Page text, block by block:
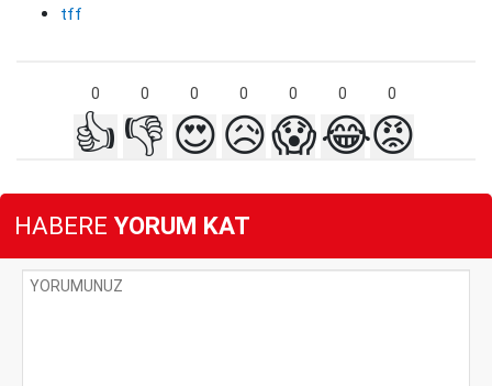
tff
0 0 0 0 0 0 0
👍 👎 😍😥😱😂😡
HABERE YORUM KAT